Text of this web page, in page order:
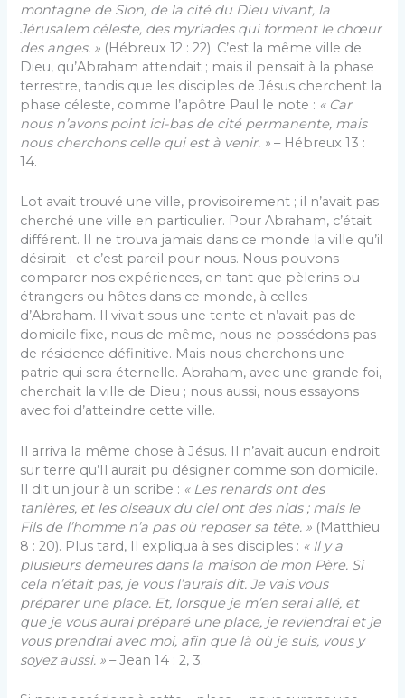
montagne de Sion, de la cité du Dieu vivant, la
Jérusalem céleste, des myriades qui forment le chœur
des anges. » (Hébreux 12 : 22). C’est la même ville de
Dieu, qu’Abraham attendait ; mais il pensait à la phase
terrestre, tandis que les disciples de Jésus cherchent la
phase céleste, comme l’apôtre Paul le note : « Car
nous n’avons point ici-bas de cité permanente, mais
nous cherchons celle qui est à venir. » – Hébreux 13 :
14.
Lot avait trouvé une ville, provisoirement ; il n’avait pas
cherché une ville en particulier. Pour Abraham, c’était
différent. Il ne trouva jamais dans ce monde la ville qu’il
désirait ; et c’est pareil pour nous. Nous pouvons
comparer nos expériences, en tant que pèlerins ou
étrangers ou hôtes dans ce monde, à celles
d’Abraham. Il vivait sous une tente et n’avait pas de
domicile fixe, nous de même, nous ne possédons pas
de résidence définitive. Mais nous cherchons une
patrie qui sera éternelle. Abraham, avec une grande foi,
cherchait la ville de Dieu ; nous aussi, nous essayons
avec foi d’atteindre cette ville.
Il arriva la même chose à Jésus. Il n’avait aucun endroit
sur terre qu’Il aurait pu désigner comme son domicile.
Il dit un jour à un scribe : « L es renards ont des
tanières, et les oiseaux du ciel ont des nids ; mais le
Fils de l’homme n’a pas où reposer sa tête. » (Matthieu
8 : 20). Plus tard, Il expliqua à ses disciples : « Ily a
plusieurs demeures dans la maison de mon Père. Si
cela n’était pas, je vous l’aurais dit. Je vais vous
préparer une place. Et, lorsque je m’en serai allé, et
que je vous aurai préparé une place, je reviendrai et je
vous prendrai avec moi, afin que là où je suis, vous y
soyez aussi. » – Jean 14 : 2, 3.